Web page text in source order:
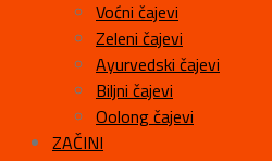
Voćni čajevi
Zeleni čajevi
Ayurvedski čajevi
Biljni čajevi
Oolong čajevi
ZAČINI